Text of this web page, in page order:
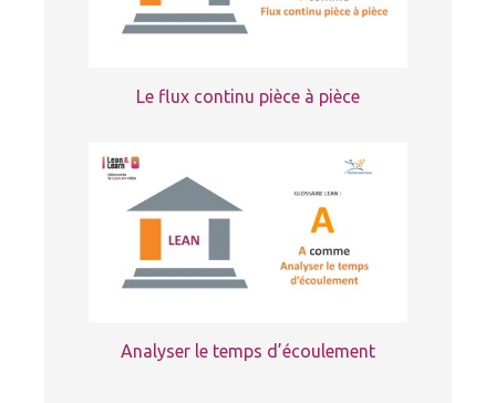
Le flux continu pièce à pièce
Analyser le temps d’écoulement